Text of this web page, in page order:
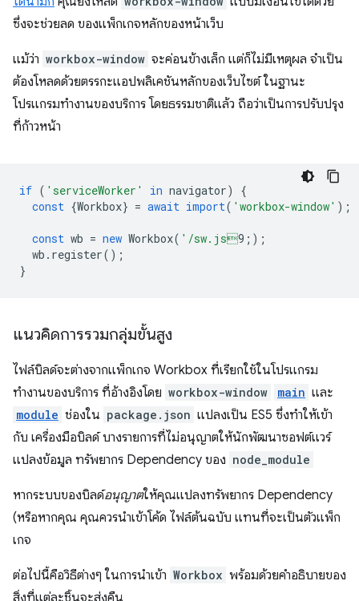
ซึ่งจะช่วยลด ของแพ็กเกจหลักของหน้าเว็บ
แม้ว่า workbox-window จะค่อนข้างเล็ก แต่ก็ไม่มีเหตุผล จำเป็น
ต้องโหลดด้วยตรรกะแอปพลิเคชันหลักของเว็บไซต์ ในฐานะ
โปรแกรมทำงานของบริการ โดยธรรมชาติแล้ว ถือว่าเป็นการปรับปรุง
ที่ก้าวหน้า
if ( 'serviceWorker' in navigator)
{
const {Workbox} = await import( 'workbox-window' );
const wb = new Workbox( '/sw.js9; );
wb . register();
}
แนวคิดการรวมกลุ่มขั้นสูง
ไฟล์บิลด์จะต่างจากแพ็กเกจ Workbox ที่เรียกใช้ในโปรแกรม
ทำงานของบริการ ที่อ้างอิงโดย workbox-window main และ
module ช่องใน package.json แปลงเป็น ES5 ซึ่งทำให้เข้า
กับ เครื่องมือบิลด์ บางรายการที่ไม่อนุญาตให้นักพัฒนาซอฟต์แวร์
แปลงข้อมูล ทรัพยากร Dependency ของ node_module
หากระบบของบิลด์อนุญาตให้คุณแปลงทรัพยากร Dependency
(หรือหากคุณ คุณควรนำเข้าโค้ด ไฟล์ต้นฉบับ แทนที่จะเป็นตัวแพ็ก
เกจ
ต่อไปนี้คือวิธีต่างๆ ในการนำเข้า Workbox พร้อมด้วยคำอธิบายของ
สิ่งที่แต่ละชิ้นจะส่งคืน